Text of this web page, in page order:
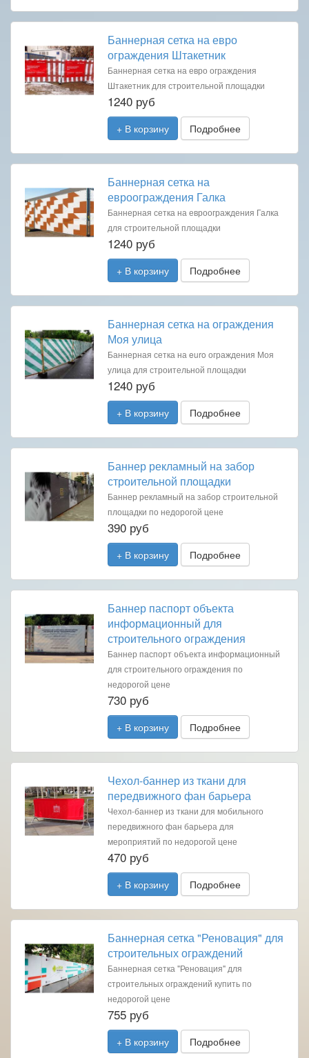
Баннерная сетка на евро
ограждения Штакетник
Баннерная сетка на евро ограждения
Штакетник для строительной площадки
1240 руб
+ В корзину Подробнее
Баннерная сетка на
евроограждения Галка
Баннерная сетка на евроограждения Галка
для строительной площадки
1240 руб
+ В корзину Подробнее
Баннерная сетка на ограждения
Моя улица
Баннерная сетка на euro ограждения Моя
улица для строительной площадки
1240 руб
+ В корзину Подробнее
Баннер рекламный на забор
строительной площадки
Баннер рекламный на забор строительной
площадки по недорогой цене
390 руб
+ В корзину Подробнее
Баннер паспорт объекта
информационный для
строительного ограждения
Баннер паспорт объекта информационный
для строительного ограждения по
недорогой цене
730 руб
+ В корзину Подробнее
Чехол-баннер из ткани для
передвижного фан барьера
Чехол-баннер из ткани для мобильного
передвижного фан барьера для
мероприятий по недорогой цене
470 руб
+ В корзину Подробнее
Баннерная сетка "Реновация" для
строительных ограждений
Баннерная сетка "Реновация" для
строительных ограждений купить по
недорогой цене
755 руб
+ В корзину Подробнее